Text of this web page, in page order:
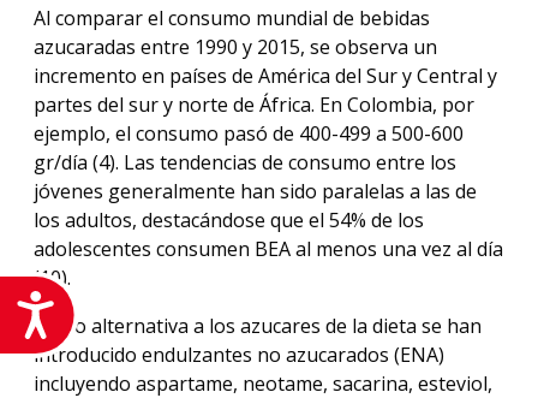
Accesibilidad
Al comparar el consumo mundial de bebidas
azucaradas entre 1990 y 2015, se observa un
incremento en países de América del Sur y Central y
partes del sur y norte de África. En Colombia, por
ejemplo, el consumo pasó de 400-499 a 500-600
gr/día (4). Las tendencias de consumo entre los
jóvenes generalmente han sido paralelas a las de
los adultos, destacándose que el 54% de los
adolescentes consumen BEA al menos una vez al día
(10).
Como alternativa a los azucares de la dieta se han
introducido endulzantes no azucarados (ENA)
incluyendo aspartame, neotame, sacarina, esteviol,